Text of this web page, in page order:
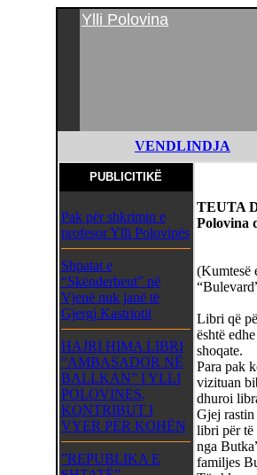
Ylli Polovina
VENDLINDJA
PUBLICITIKË
Pak për shkrimin e
profesor Ylli Polovinës
Shpatat e
“Skënderbeut” në
Vjenë nuk janë të
Gjergj Kastriotit
HAJRI HIMA LIBRI
“AMBASADOR NË
BALLKAN” I YLLI
POLOVINES,
KONTRIBUT I
VYER PËR KOHËN
”REPUBLIKA E
TEUTA
Polovina
(Kumtesë
Libri që
është
shoqate.
Para pak
vizituan
dhuroi
Gjej rastin
libri për të
nga
familjes